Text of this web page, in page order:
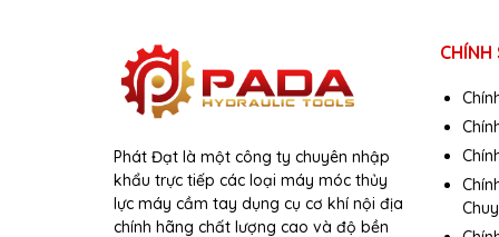
Phát Đạt là một công ty chuyên nhập
khẩu trực tiếp các loại máy móc thủy
lực máy cầm tay dụng cụ cơ khí nội địa
chính hãng chất lượng cao và độ bền
CHÍNH